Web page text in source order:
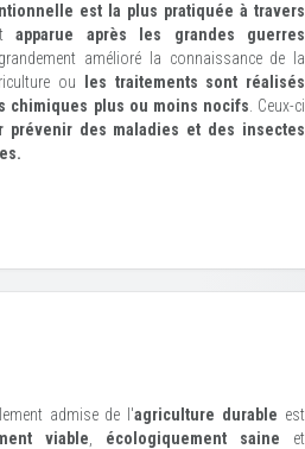
est la plus pratiquée à travers
apparue après les grandes guerres
amélioré la connaissance de la
ou
les traitements sont réalisés
chimiques plus ou moins nocifs . Ceux-ci
prévenir des maladies et des insectes
admise de l'agriculture durable est
viable écologiquement saine et